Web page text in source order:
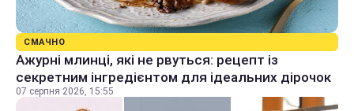
СМАЧНО
Ажурні млинці, які не рвуться: рецепт із
секретним інгредієнтом для ідеальних дірочок
07 серпня 2026, 15:55